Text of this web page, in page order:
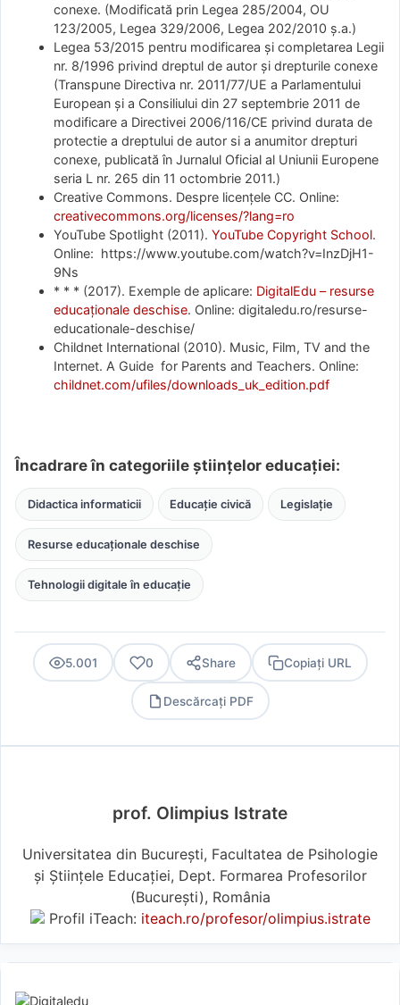
conexe. (Modificată prin Legea 285/2004, OU
123/2005, Legea 329/2006, Legea 202/2010 ș.a.)
Legea 53/2015 pentru modificarea și completarea Legii
nr. 8/1996 privind dreptul de autor și drepturile conexe
(Transpune Directiva nr. 2011/77/UE a Parlamentului
European și a Consiliului din 27 septembrie 2011 de
modificare a Directivei 2006/116/CE privind durata de
protectie a dreptului de autor si a anumitor drepturi
conexe, publicată în Jurnalul Oficial al Uniunii Europene
seria L nr. 265 din 11 octombrie 2011.)
Creative Commons. Despre licențele CC. Online:
creativecommons.org/licenses/?lang=ro
YouTube Spotlight (2011).YouTube Copyright School.
Online: https://www.youtube.com/watch?v=InzDjH1-
9Ns
* * * (2017). Exemple de aplicare: DigitalEdu – resurse
educaționale deschise. Online: digitaledu.ro/resurse-
educationale-deschise/
Childnet International (2010). Music, Film, TV and the
Internet. A Guide for Parents and Teachers. Online:
childnet.com/ufiles/downloads_uk_edition.pdf
Încadrare în categoriile științelor educației:
Didactica informaticii Educație civică Legislație
Resurse educaționale deschise
Tehnologii digitale în educație
5.001 0 Share Copiați URL
Descărcați PDF
prof. Olimpius Istrate
Universitatea din București, Facultatea de Psihologie
și Științele Educației, Dept. Formarea Profesorilor
(Bucureşti), România
Profil iTeach: iteach.ro/profesor/olimpius.istrate